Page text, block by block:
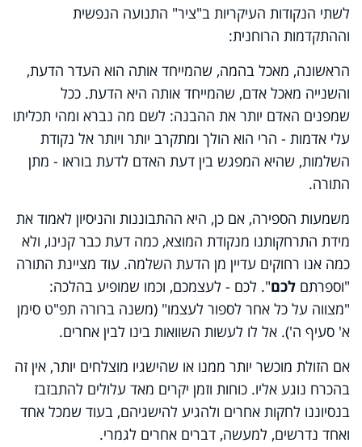
לשתי הנקודות העיקריות ב"ציר" התנועה הנפשית
וההתקדמות הרוחנית:
הראשונה, מאכל בהמה, שהמייחד אותה הוא העדר הדעת,
והשנייה מאכל אדם, שהמייחד אותה היא הדעת. ככל
שמפנים האדם יותר את ההבנה: לשם מה נברא ומהי תכליתו
עלי אדמות - הרי הוא הולך ומתקרב יותר ויותר אל נקודת
השלמות, שהיא המפגש בין דעת האדם לדעת בוראו - מתן
התורה.
משמעות הספירה, אם כן, היא ההתבוננות והניסיון לאמוד את
מידת התרחקותנו מנקודת המוצא, כמה דעת כבר קנינו, ולא
כמה אנו רחוקים עדיין מן הדעת השלמה. עוד מציינת התורה
"וספרתם לכם". לכם - לעצמכם, וכמו שמופיע בהלכה:
"מצווה על כל אחר לספור לעצמו" (משנה ברורה תפ"ט סימן
א' סעיף ה'). אל לו לעשות השוואות בינו לבין אחרים.
אם הזולת מוכשר יותר ממנו או שהישגיו מוצלחים יותר, אין זה
בהכרח נוגע אליו. כוחות וזמן יקרים מאד עלולים להתבזבז
בנסיוננו לחקות אחרים ולהגיע להישגיהם, בעוד שמכל אחד
ואחד נדרשים, למעשה, דברים אחרים לגמרי.